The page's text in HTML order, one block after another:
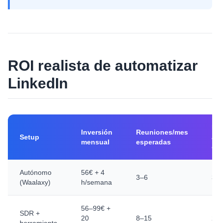
ROI realista de automatizar
LinkedIn
Setup
Inversión
mensual
Reuniones/mes
esperadas
a
Autónomo
(Waalaxy)
56€ + 4
h/semana
3–6
SDR +
56–99€ +
20
8–15